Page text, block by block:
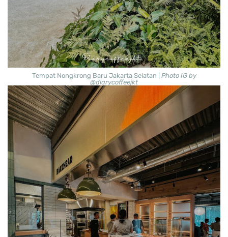
Tempat Nongkrong Baru Jakarta Selatan | Photo IG by
@diarycoffeejkt